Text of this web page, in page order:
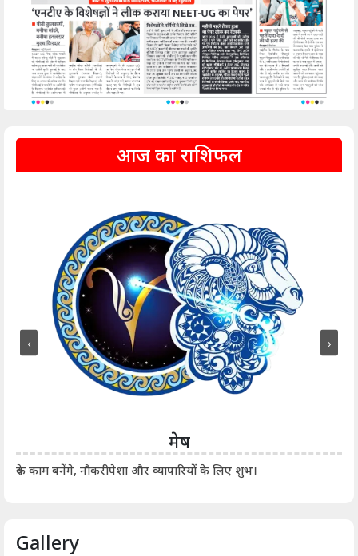
आज का राशिफल
मेष
रुके काम बनेंगे, नौकरीपेशा और व्यापारियों के लिए शुभ।
‹ ›
Gallery